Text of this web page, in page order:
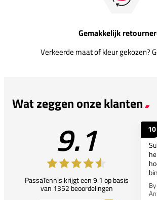
Gemakkelijk
Verkeerde maat of kleur gekozen?
Wat zeggen onze klanten
9.1
PassaTennis krijgt een 9.1 op basis
van 1352 beoordelingen
10
By